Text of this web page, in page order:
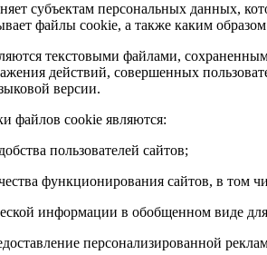
субъектам персональных данных,
файлы cookie, а также каким
текстовыми файлами,
действий, совершенных
версии.
файлов cookie являются:
пользователей сайтов;
функционирования сайтов, в том
информации в обобщенном виде
персонализированной